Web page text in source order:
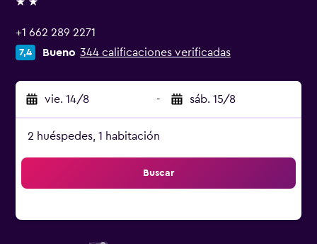
2 estrellas
+1 662 289 2271
7,4 Bueno 344 calificaciones verificadas
vie. 14/8 - sáb. 15/8
2 huéspedes, 1 habitación
Buscar